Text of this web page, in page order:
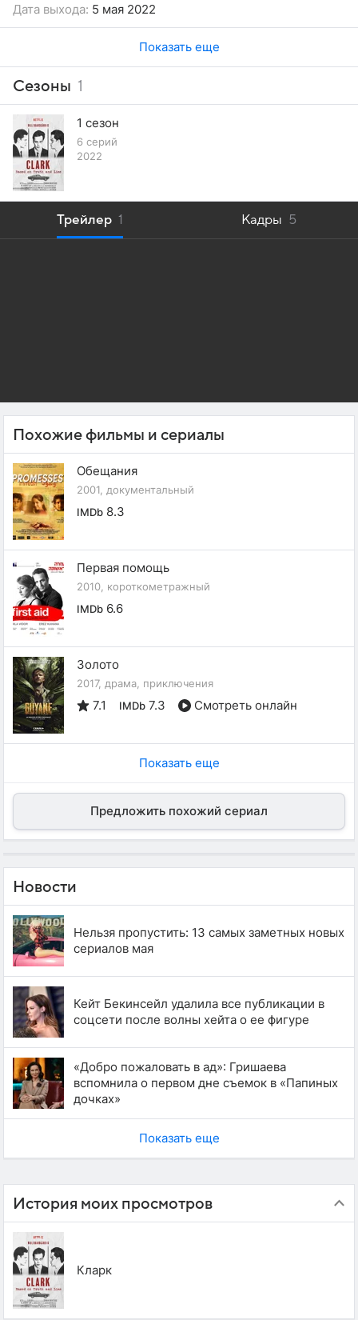
Дата выхода: 5 мая 2022
Показать еще
Сезоны 1
1 сезон
6 серий
2022
Трейлер 1 Кадры 5
Похожие фильмы и сериалы
Обещания
2001, документальный
IMDb 8.3
Первая помощь
2010, короткометражный
IMDb 6.6
Золото
2017, драма, приключения
7.1 IMDb 7.3 Смотреть онлайн
Показать еще
Предложить похожий сериал
Новости
Нельзя пропустить: 13 самых заметных новых
сериалов мая
Кейт Бекинсейл удалила все публикации в
соцсети после волны хейта о ее фигуре
«Добро пожаловать в ад»: Гришаева
вспомнила о первом дне съемок в «Папиных
дочках»
Показать еще
История моих просмотров
Кларк